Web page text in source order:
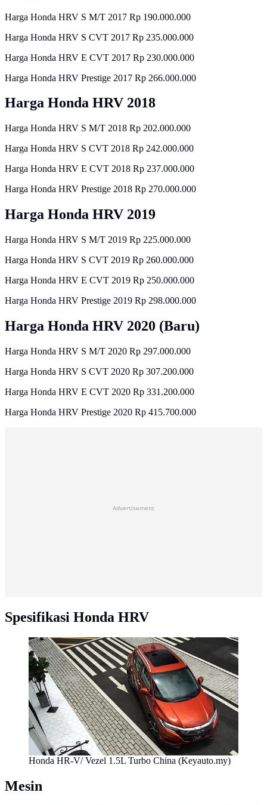
Harga Honda HRV S M/T 2017 Rp 190.000.000
Harga Honda HRV S CVT 2017 Rp 235.000.000
Harga Honda HRV E CVT 2017 Rp 230.000.000
Harga Honda HRV Prestige 2017 Rp 266.000.000
Harga Honda HRV 2018
Harga Honda HRV S M/T 2018 Rp 202.000.000
Harga Honda HRV S CVT 2018 Rp 242.000.000
Harga Honda HRV E CVT 2018 Rp 237.000.000
Harga Honda HRV Prestige 2018 Rp 270.000.000
Harga Honda HRV 2019
Harga Honda HRV S M/T 2019 Rp 225.000.000
Harga Honda HRV S CVT 2019 Rp 260.000.000
Harga Honda HRV E CVT 2019 Rp 250.000.000
Harga Honda HRV Prestige 2019 Rp 298.000.000
Harga Honda HRV 2020 (Baru)
Harga Honda HRV S M/T 2020 Rp 297.000.000
Harga Honda HRV S CVT 2020 Rp 307.200.000
Harga Honda HRV E CVT 2020 Rp 331.200.000
Harga Honda HRV Prestige 2020 Rp 415.700.000
Advertisement
Spesifikasi Honda HRV
Honda HR-V/ Vezel 1.5L Turbo China (Keyauto.my)
Mesin